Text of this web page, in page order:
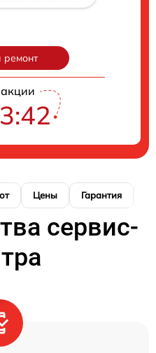
Цены Гарантия
сервис-